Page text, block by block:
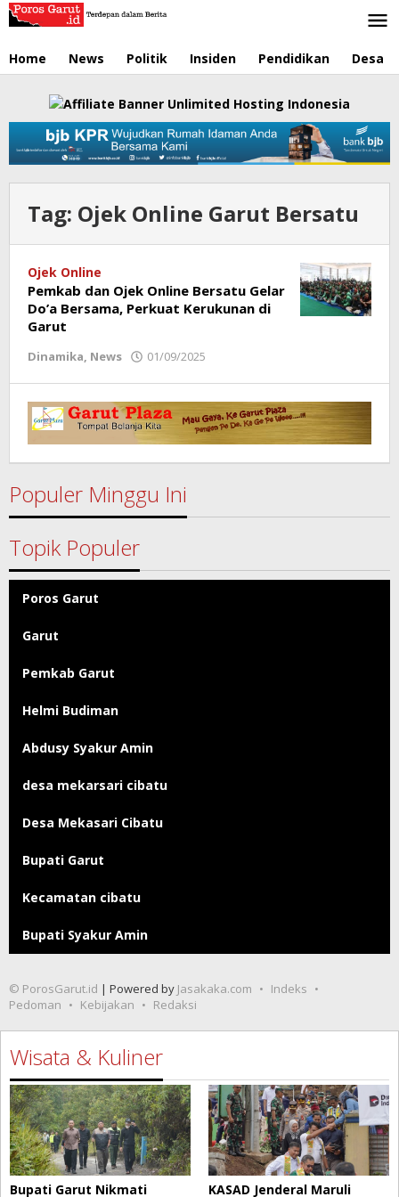
Lewati
ke
Home News Politik Insiden Pendidikan Desa
Tag: Ojek Online Garut Bersatu
Ojek Online
Pemkab dan Ojek Online Bersatu Gelar
Do’a Bersama, Perkuat Kerukunan di
Garut
Dinamika, News 01/09/2025
Garut
Populer Minggu Ini
Topik Populer
Poros Garut
Garut
Pemkab Garut
Helmi Budiman
Abdusy Syakur Amin
desa mekarsari cibatu
Desa Mekasari Cibatu
Bupati Garut
Kecamatan cibatu
Bupati Syakur Amin
© PorosGarut.id | Powered by Jasakaka.com
Indeks
Pedoman
Kebijakan Redaksi
Wisata & Kuliner
Bupati Garut Nikmati KASAD Jenderal Maruli